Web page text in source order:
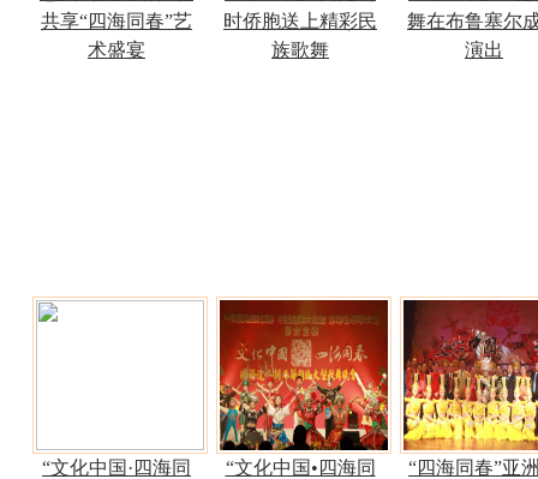
共享“四海同春”艺
术盛宴
时侨胞送上精彩民
族歌舞
舞在布鲁塞尔
演出
“文化中国·四海同
“文化中国•四海同
“四海同春”亚